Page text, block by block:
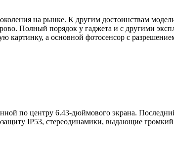
на рынке. К другим достоинствам
Полный порядок у гаджета и с другими
картинку, а основной фотосенсор с
по центру 6.43-дюймового экрана.
IP53, стереодинамики, выдающие громкий